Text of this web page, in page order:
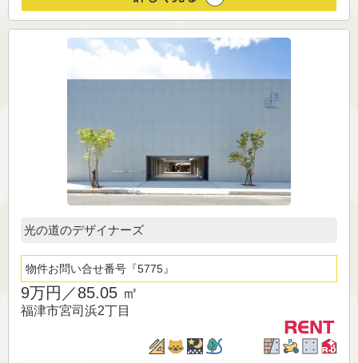
光の道のデザイナーズ
物件お問い合せ番号 5775
9万円／85.05 ㎡
福津市宮司浜2丁目